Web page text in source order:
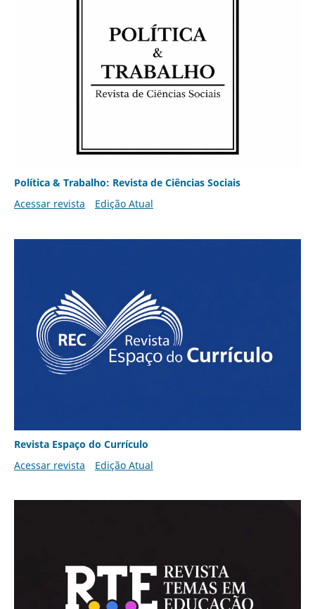
Política & Trabalho: Revista de Ciências Sociais
Acessar revista
Edição Atual
Revista Espaço do Currículo
Acessar revista
Edição Atual